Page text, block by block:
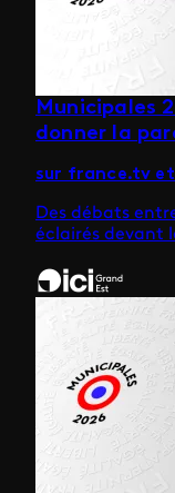
Municipales
donner la
sur france.tv et
Des débats
éclairés devant